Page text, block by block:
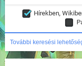
Hírekben,
További keresési